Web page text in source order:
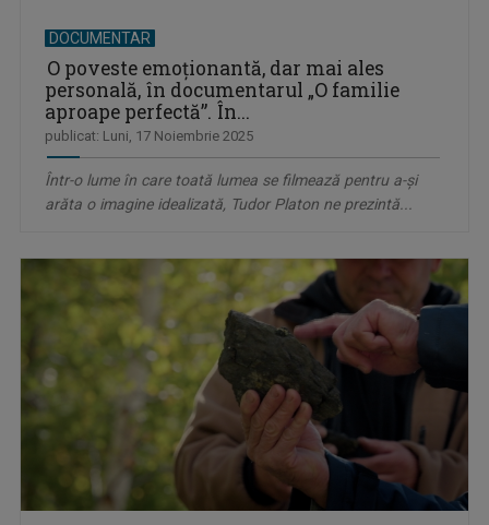
DOCUMENTAR
O poveste emoţionantă, dar mai ales
personală, în documentarul „O familie
aproape perfectă”. În...
publicat: Luni, 17 Noiembrie 2025
Într-o lume în care toată lumea se filmează pentru a-şi
arăta o imagine idealizată, Tudor Platon ne prezintă...